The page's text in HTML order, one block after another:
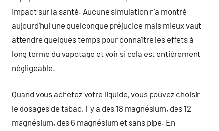
impact sur la santé. Aucune simulation n’a montré
aujourd’hui une quelconque préjudice mais mieux vaut
attendre quelques temps pour connaître les effets à
long terme du vapotage et voir si cela est entièrement
négligeable.
Quand vous achetez votre liquide, vous pouvez choisir
le dosages de tabac, il y a des 18 magnésium, des 12
magnésium, des 6 magnésium et sans pipe. En